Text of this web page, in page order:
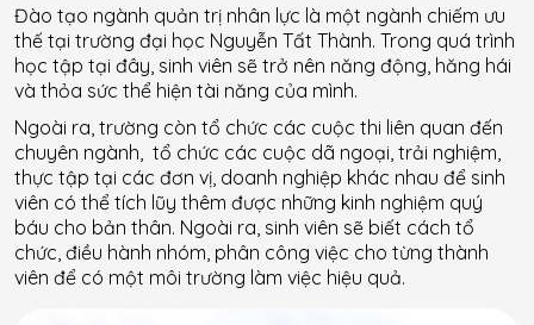
Đào tạo ngành quản trị nhân lực là một ngành chiếm ưu
thế tại trường đại học Nguyễn Tất Thành. Trong quá trình
học tập tại đây, sinh viên sẽ trở nên năng động, hăng hái
và thỏa sức thể hiện tài năng của mình.
Ngoài ra, trường còn tổ chức các cuộc thi liên quan đến
chuyên ngành, tổ chức các cuộc dã ngoại, trải nghiệm,
thực tập tại các đơn vị, doanh nghiệp khác nhau để sinh
viên có thể tích lũy thêm được những kinh nghiệm quý
báu cho bản thân. Ngoài ra, sinh viên sẽ biết cách tổ
chức, điều hành nhóm, phân công việc cho từng thành
viên để có một môi trường làm việc hiệu quả.